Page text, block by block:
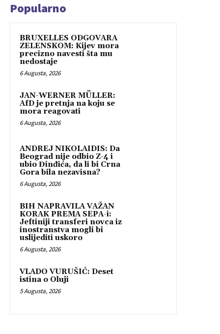
Popularno
BRUXELLES ODGOVARA
ZELENSKOM: Kijev mora
precizno navesti šta mu
nedostaje
6 Augusta, 2026
JAN-WERNER MÜLLER:
AfD je pretnja na koju se
mora reagovati
6 Augusta, 2026
ANDREJ NIKOLAIDIS: Da
Beograd nije odbio Z-4 i
ubio Đinđića, da li bi Crna
Gora bila nezavisna?
6 Augusta, 2026
BIH NAPRAVILA VAŽAN
KORAK PREMA SEPA-i:
Jeftiniji transferi novca iz
inostranstva mogli bi
uslijediti uskoro
6 Augusta, 2026
VLADO VURUŠIĆ: Deset
istina o Oluji
5 Augusta, 2026